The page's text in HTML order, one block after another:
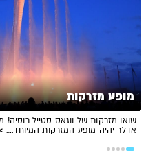
מופע מזרקות
שואו מזרקות של ווגאס סטייל רוסיה!
אדלר יהיה מופע המזרקות המיוחד.…